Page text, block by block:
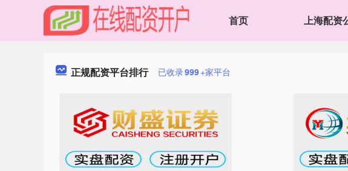
首页 上海配资
正规配资平台排行 已收录999+家平台